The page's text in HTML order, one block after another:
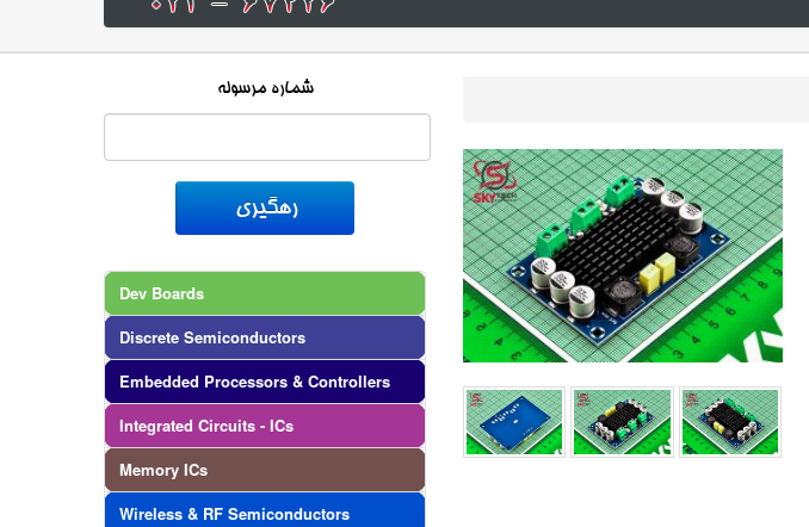
شماره مرسوله
Dev Boards
Discrete Semiconductors
Embedded Processors & Controllers
Integrated Circuits - ICs
Memory ICs
Wireless & RF Semiconductors